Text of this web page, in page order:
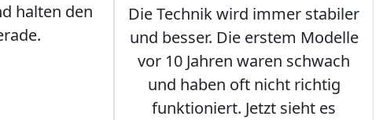
halten den
Die Technik wird immer stabiler
und besser. Die erstem Modelle
vor 10 Jahren waren schwach
und haben oft nicht richtig
funktioniert. Jetzt sieht es